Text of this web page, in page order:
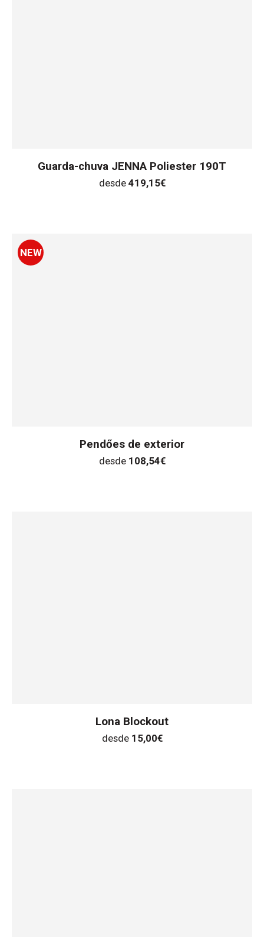
Guarda-chuva JENNA Poliester 190T
desde 419,15€
NEW
Pendőes de exterior
desde 108,54€
Lona Blockout
desde 15,00€